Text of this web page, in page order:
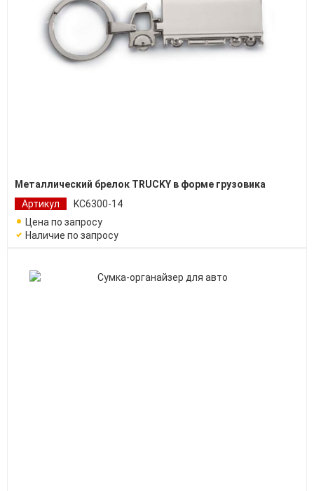
Металлический брелок TRUCKY в форме грузовика
Артикул
KC6300-14
Цена по запросу
Наличие по запросу